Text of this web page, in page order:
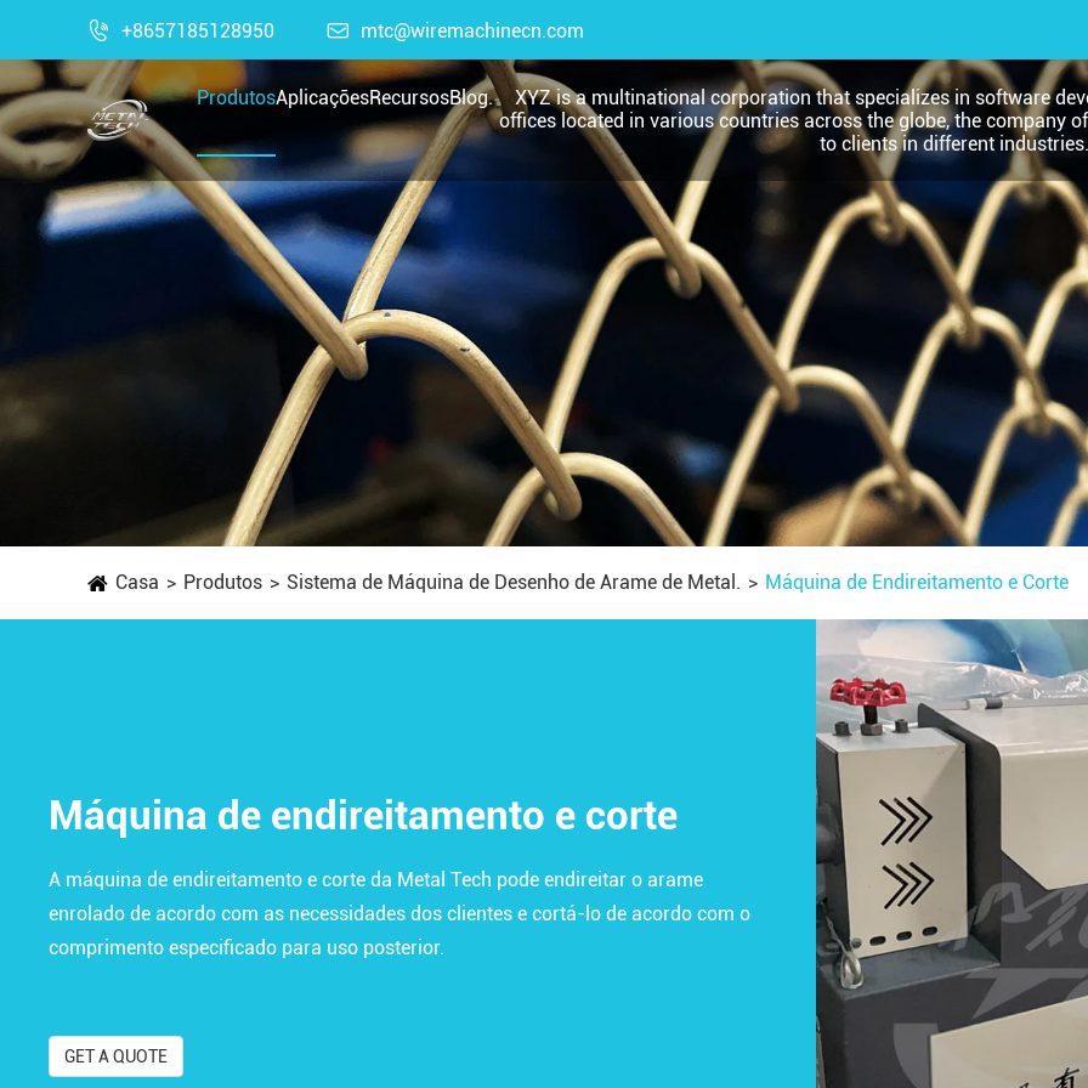
 +8657185128950  mtc@wiremachinecn.com
ProdutosAplicaçõesRecursosBlog.
XYZ is a multinational corporation that specializes in software
offices located in various countries across the globe, the company
to clients in different industries.
Casa Produtos Sistema de Máquina de Desenho de Arame de Metal. Máquina de Endireitamento e Corte
Máquina de endireitamento e corte
A máquina de endireitamento e corte da Metal Tech pode endireitar o arame
enrolado de acordo com as necessidades dos clientes e cortá-lo de acordo com o
comprimento especificado para uso posterior.
GET A QUOTE